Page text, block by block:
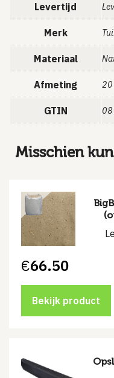
Levertijd
Merk
Materiaal
Afmeting 20
GTIN
Misschien
€66.50
Bekijk product